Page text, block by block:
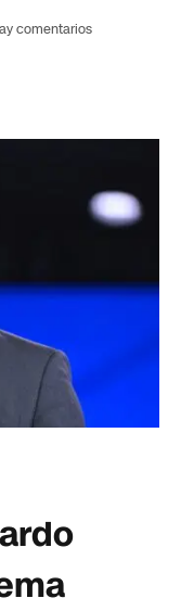
comentarios